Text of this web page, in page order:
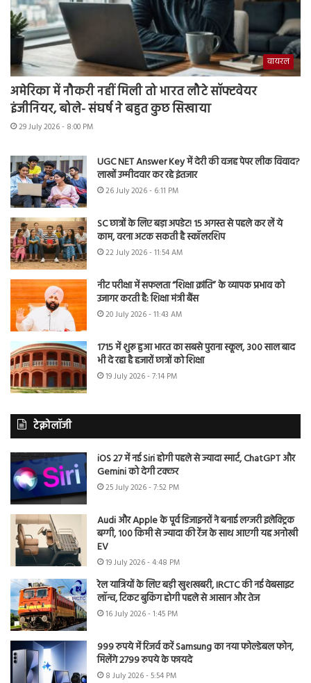
वायरल
अमेरिका में नौकरी नहीं मिली तो भारत लौटे सॉफ्टवेयर
इंजीनियर, बोले- संघर्ष ने बहुत कुछ सिखाया
29 July 2026 - 8:00 PM
UGC NET Answer Key में देरी की वजह पेपर लीक विवाद?
लाखों उम्मीदवार कर रहे इंतजार
26 July 2026 - 6:11 PM
SC छात्रों के लिए बड़ा अपडेट! 15 अगस्त से पहले कर लें ये
काम, वरना अटक सकती है स्कॉलरशिप
22 July 2026 - 11:54 AM
नीट परीक्षा में सफलता “शिक्षा क्रांति” के व्यापक प्रभाव को
उजागर करती है: शिक्षा मंत्री बैंस
20 July 2026 - 11:43 AM
1715 में शुरू हुआ भारत का सबसे पुराना स्कूल, 300 साल बाद
भी दे रहा है हजारों छात्रों को शिक्षा
19 July 2026 - 7:14 PM
टेक्नोलॉजी
iOS 27 में नई Siri होगी पहले से ज्यादा स्मार्ट, ChatGPT और
Gemini को देगी टक्कर
25 July 2026 - 7:52 PM
Audi और Apple के पूर्व डिजाइनरों ने बनाई लग्जरी इलेक्ट्रिक
बग्गी, 100 किमी से ज्यादा की रेंज के साथ आएगी यह अनोखी
EV
19 July 2026 - 4:48 PM
रेल यात्रियों के लिए बड़ी खुशखबरी, IRCTC की नई वेबसाइट
लॉन्च, टिकट बुकिंग होगी पहले से आसान और तेज
16 July 2026 - 1:45 PM
999 रुपये में रिजर्व करें Samsung का नया फोल्डेबल फोन,
मिलेंगे 2799 रुपये के फायदे
8 July 2026 - 5:54 PM